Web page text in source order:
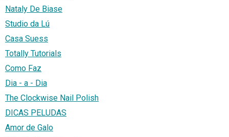
Nataly De Biase
Studio da Lú
Casa Suess
Totally Tutorials
Como Faz
Dia - a - Dia
The Clockwise Nail Polish
DICAS PELUDAS
Amor de Galo